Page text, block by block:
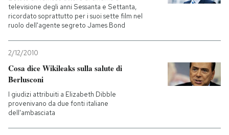
televisione degli anni Sessanta e Settanta,
ricordato soprattutto per i suoi sette film nel
ruolo dell'agente segreto James Bond
2/12/2010
Cosa dice Wikileaks sulla salute di
Berlusconi
I giudizi attribuiti a Elizabeth Dibble
provenivano da due fonti italiane
dell'ambasciata